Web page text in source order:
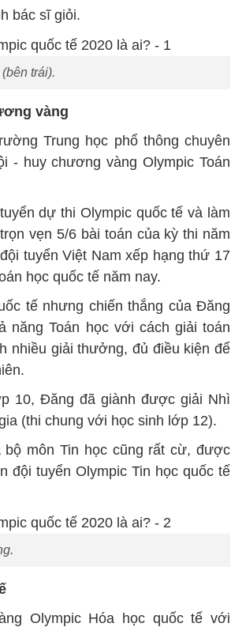
bác sĩ giỏi.
trái).
vàng
Trung học phổ thông chuyên
- huy chương vàng Olympic Toán
dự thi Olympic quốc tế và làm
vẹn 5/6 bài toán của kỳ thi năm
tuyển Việt Nam xếp hạng thứ 17
học quốc tế năm nay.
tế nhưng chiến thắng của Đăng
năng Toán học với cách giải toán
nhiều giải thưởng, đủ điều kiện để
10, Đăng đã giành được giải Nhì
(thi chung với học sinh lớp 12).
môn Tin học cũng rất cừ, được
đội tuyển Olympic Tin học quốc tế
Olympic Hóa học quốc tế với